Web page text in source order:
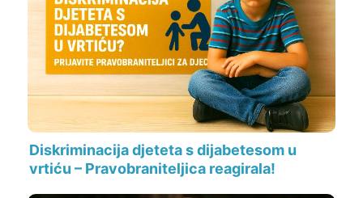
Diskriminacija djeteta s dijabetesom u
vrtiću – Pravobraniteljica reagirala!